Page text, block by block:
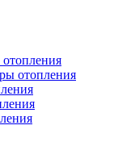
отопления